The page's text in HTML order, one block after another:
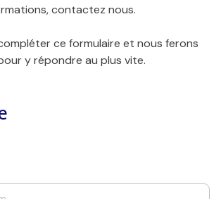
contactez nous.
ce formulaire et nous ferons
y répondre au plus vite.